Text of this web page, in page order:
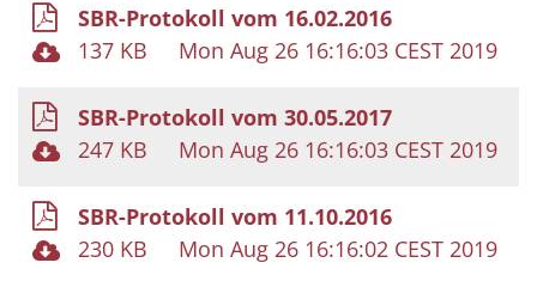
SBR-Protokoll vom 16.02.2016
137 KB
Mon Aug 26 16:16:03 CEST 2019
SBR-Protokoll vom 30.05.2017
247 KB
Mon Aug 26 16:16:03 CEST 2019
SBR-Protokoll vom 11.10.2016
230 KB
Mon Aug 26 16:16:02 CEST 2019